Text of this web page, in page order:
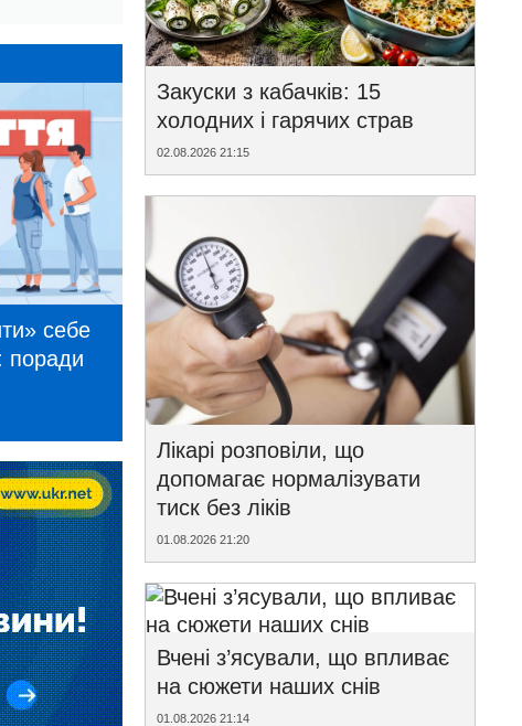
себе
поради
Закуски з кабачків: 15
холодних і гарячих страв
02.08.2026 21:15
Лікарі розповіли, що
допомагає нормалізувати
тиск без ліків
01.08.2026 21:20
Вчені з’ясували, що впливає
на сюжети наших снів
01.08.2026 21:14